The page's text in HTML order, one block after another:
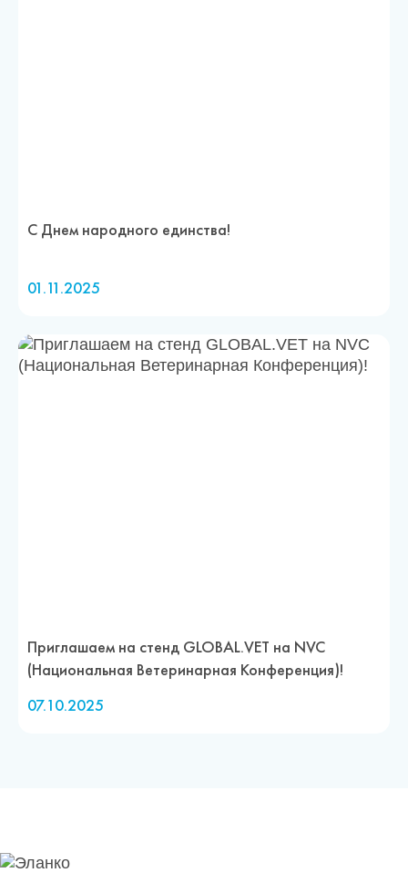
С Днем народного единства!
01.11.2025
Приглашаем на стенд GLOBAL.VET на NVC
(Национальная Ветеринарная Конференция)!
07.10.2025